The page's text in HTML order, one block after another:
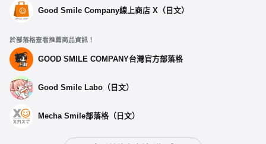
Good Smile Company線上商店 X（日文）
於部落格查看推薦商品資訊！
GOOD SMILE COMPANY台灣官方部落格
Good Smile Labo（日文）
Mecha Smile部落格（日文）